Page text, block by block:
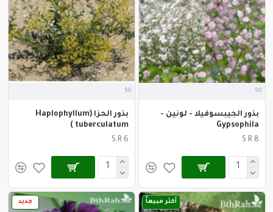
50
بذور الجيبسوفيلا - لونين -
Gypsophila
S.R 8
50
بذور الحزا (Haplophyllum
tuberculatum )
S.R 6
أكثر مبيعاً جديد